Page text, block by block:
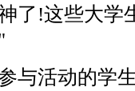
了!这些大学
活动的学生